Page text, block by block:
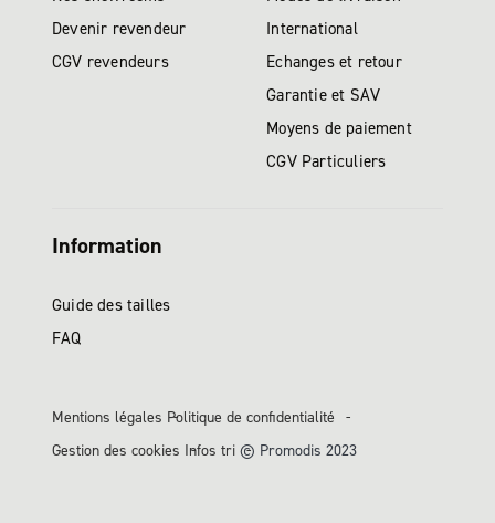
Devenir revendeur
CGV revendeurs
International
Echanges et retour
Garantie et SAV
Moyens de paiement
CGV Particuliers
Information
Guide des tailles
FAQ
Mentions légales Politique de confidentialité
Gestion des cookies Infos tri © Promodis 2023